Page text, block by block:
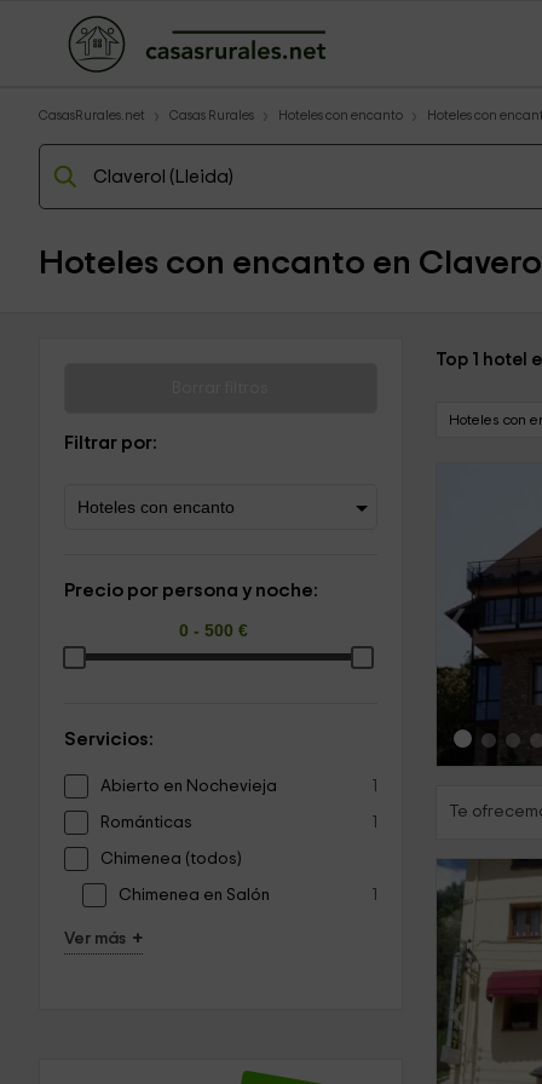
CasasRurales.net Casas Rurales Hoteles con encanto Hoteles con
Hoteles con encanto en
Filtrar por:
Precio por persona y noche:
Servicios:
Abierto en Nochevieja 1
Románticas 1
Chimenea (todos)
Chimenea en Salón 1
Ver más +
Top 1 hotel
Hoteles con
‹
Te
‹